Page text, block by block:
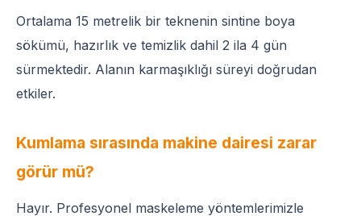
Ortalama 15 metrelik bir teknenin sintine boya
sökümü, hazırlık ve temizlik dahil 2 ila 4 gün
sürmektedir. Alanın karmaşıklığı süreyi doğrudan
etkiler.
Kumlama sırasında makine dairesi zarar
görür mü?
Hayır. Profesyonel maskeleme yöntemlerimizle